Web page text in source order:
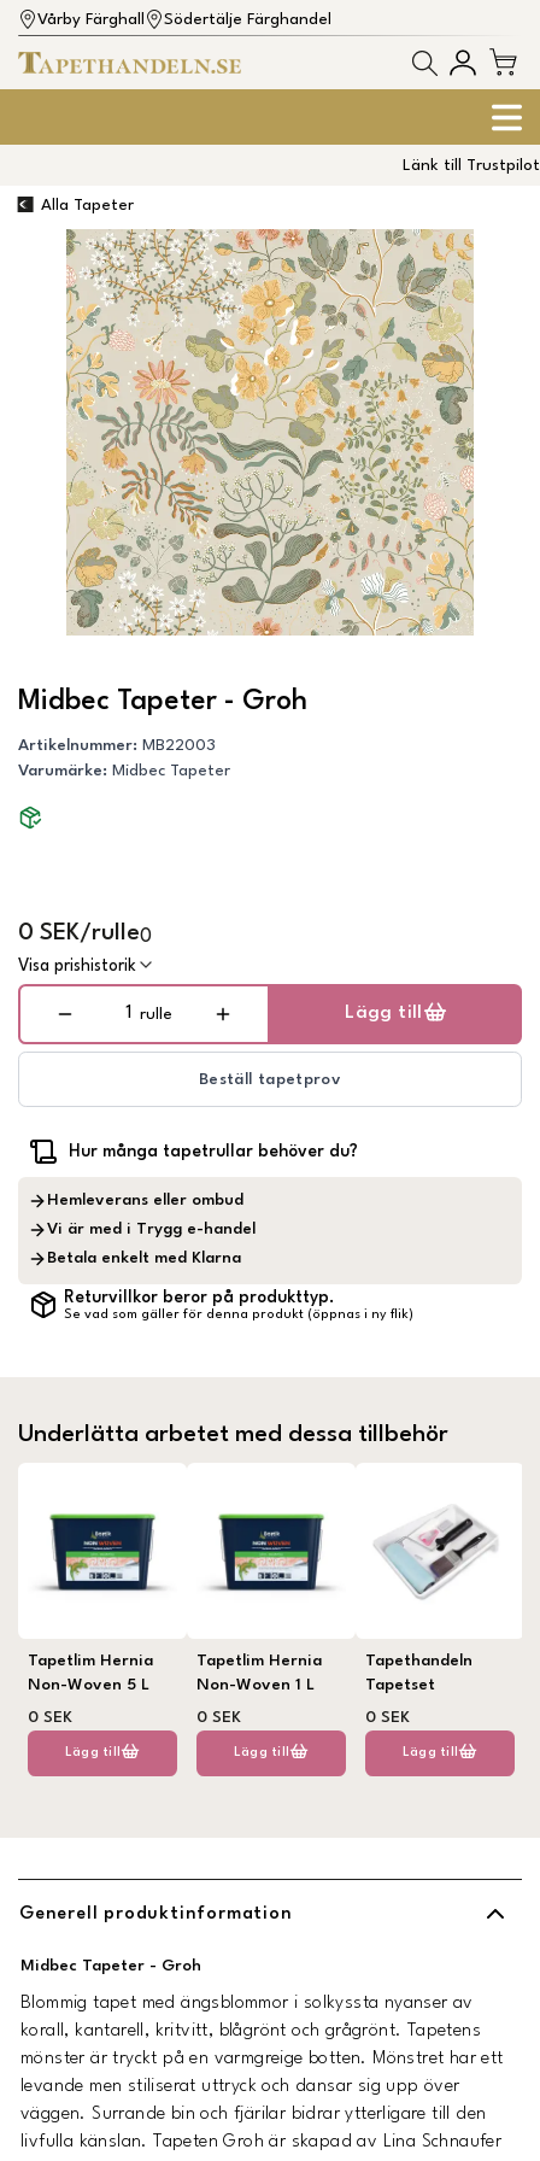
Vårby Färghall Södertälje Färghandel
Länk till Trustpilot
Alla Tapeter
Midbec Tapeter - Groh
Artikelnummer: MB22003
Varumärke: Midbec Tapeter
0 SEK/rulle0
Visa prishistorik
rulle Lägg till
Beställ tapetprov
Hur många tapetrullar behöver du?
Hemleverans eller ombud
Vi är med i Trygg e-handel
Betala enkelt med Klarna
Returvillkor beror på produkttyp.
Se vad som gäller för denna produkt (öppnas i ny flik)
Underlätta arbetet med dessa tillbehör
Tapetlim Hernia
Non-Woven 5 L
0 SEK
Lägg till
Tapetlim Hernia
Non-Woven 1 L
0 SEK
Lägg till
Tapethandeln
Tapetset
0 SEK
Lägg till
Generell produktinformation
Midbec Tapeter - Groh
Blommig tapet med ängsblommor i solkyssta nyanser av
korall, kantarell, kritvitt, blågrönt och grågrönt. Tapetens
mönster är tryckt på en varmgreige botten. Mönstret har ett
levande men stiliserat uttryck och dansar sig upp över
väggen. Surrande bin och fjärilar bidrar ytterligare till den
livfulla känslan. Tapeten Groh är skapad av Lina Schnaufer